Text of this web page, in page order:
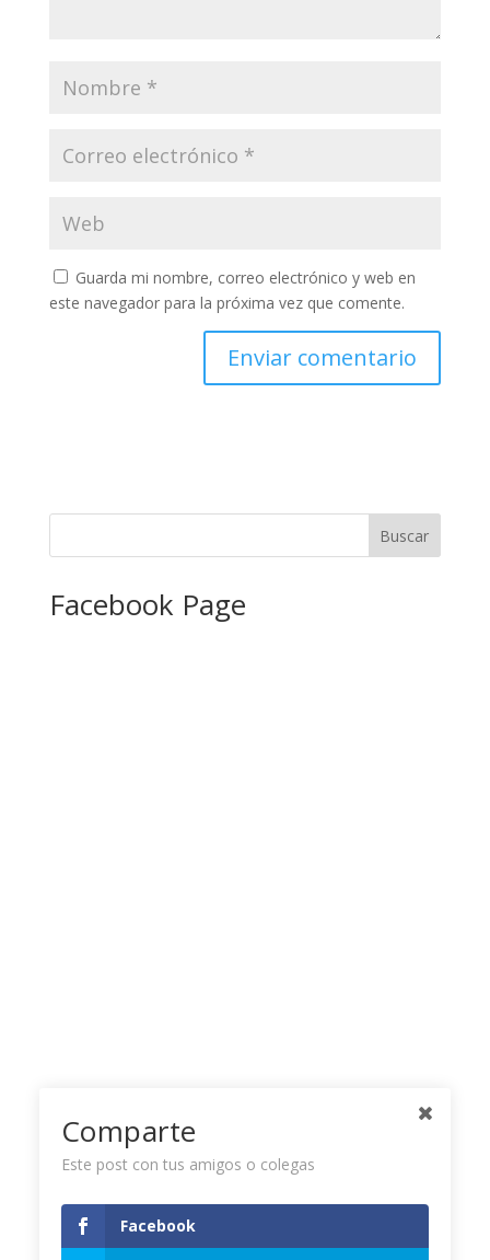
Guarda mi nombre, correo electrónico y web en
este navegador para la próxima vez que comente.
Facebook Page
Comparte
Este post con tus amigos o colegas
Facebook